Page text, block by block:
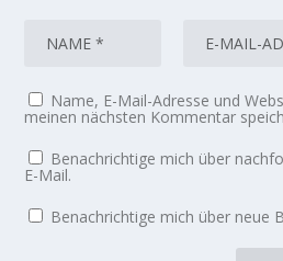
Name, E-Mail-Adresse und
meinen nächsten Kommentar
Benachrichtige mich über
E-Mail.
Benachrichtige mich über neue